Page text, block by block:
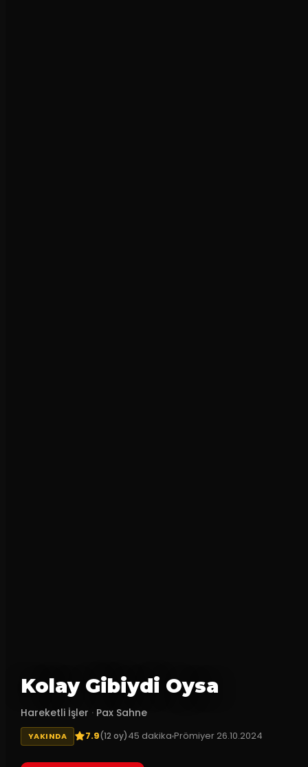
Kolay Gibiydi Oysa
Hareketli İşler · Pax Sahne
YAKINDA 7.9(12 oy)45 dakikaPrömiyer 26.10.2024